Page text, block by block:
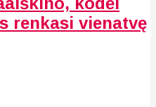
renkasi vienatvę